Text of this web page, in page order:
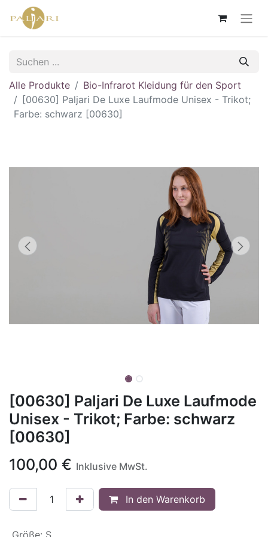
Alle Produkte
Bio-Infrarot Kleidung für den Sport
[00630] Paljari De Luxe Laufmode Unisex - Trikot;
Farbe: schwarz [00630]
[00630] Paljari De Luxe Laufmode
Unisex - Trikot; Farbe: schwarz
[00630]
100,00 € Inklusive MwSt.
In den Warenkorb
Größe: S